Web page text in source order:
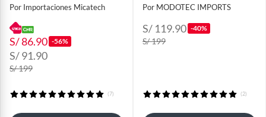
Por Importaciones Micatech
S/ 86.90 -56%
S/ 91.90
S/ 199
(7)
Por MODOTEC IMPORTS
S/ 119.90 -40%
S/ 199
(2)